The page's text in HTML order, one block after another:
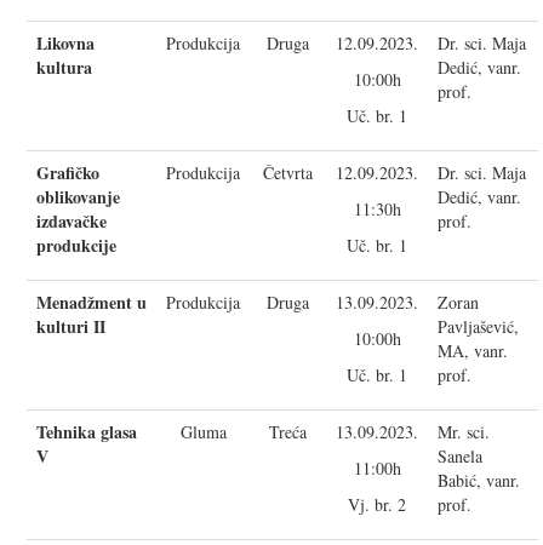
Likovna
kultura
Produkcija Druga
12.09.2023.
10:00h
Uč. br. 1
Dr. sci. Maja
Dedić, vanr.
prof.
Grafičko
oblikovanje
izdavačke
produkcije
Produkcija Četvrta
12.09.2023.
11:30h
Uč. br. 1
Dr. sci. Maja
Dedić, vanr.
prof.
Menadžment u
kulturi II
Produkcija Druga
13.09.2023.
10:00h
Uč. br. 1
Zoran
Pavljašević,
MA, vanr.
prof.
Tehnika glasa
V
Gluma Treća
13.09.2023.
11:00h
Vj. br. 2
Mr. sci.
Sanela
Babić, vanr.
prof.